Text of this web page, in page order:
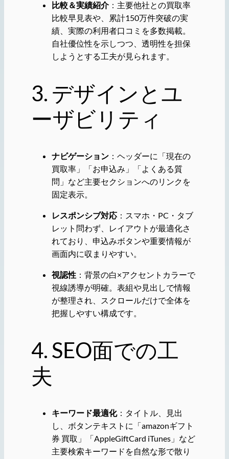
比較＆実績紹介：主要他社との買取率
比較早見表や、累計150万件突破の実
績、実際の利用者口コミを多数掲載。
自社優位性を示しつつ、透明性を担保
しようとする工夫が見られます。
3. デザインとユ
ーザビリティ
ナビゲーション：ヘッダーに「現在の
買取率」「お申込み」「よくある質
問」など主要セクションへのリンクを
固定表示。
レスポンシブ対応：スマホ・PC・タブ
レット問わず、レイアウトが最適化さ
れており、申込みボタンや重要情報が
画面内に収まりやすい。
視認性：背景の白×アクセントカラーで
視線誘導が明確。表組や見出しで情報
が整理され、スクロールだけで全体を
把握しやすい構成です。
4. SEO面での工
夫
キーワード最適化：タイトル、見出
し、ボタンテキストに「amazonギフト
券 買取」「AppleGiftCard iTunes」など
主要検索キーワードを自然な形で散り